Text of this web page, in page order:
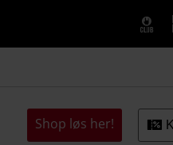
Shop løs her!